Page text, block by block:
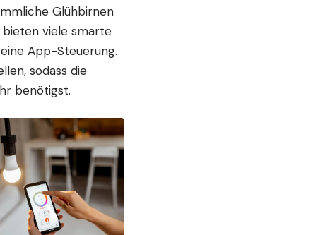
Glühbirnen
bieten viele smarte
App-Steuerung.
sodass die
benötigst.